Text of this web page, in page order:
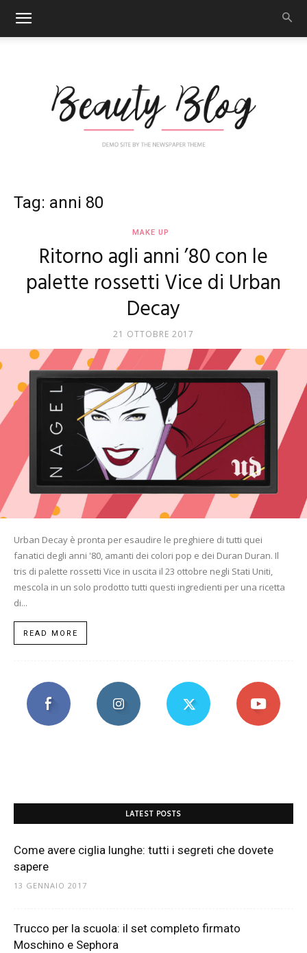
Art
Mania
Tag: anni 80
MAKE UP
Ritorno agli anni ’80 con le
palette rossetti Vice di Urban
Decay
21 OTTOBRE 2017
Urban Decay è pronta per esaudire le preghiere di tutti quei
fanatici degli anni '80, amanti dei colori pop e dei Duran Duran. Il
tris di palette rossetti Vice in uscita il 23 ottobre negli Stati Uniti,
mescola in un solo prodotto tutti questi ingredienti per una ricetta
di...
READ MORE
LATEST POSTS
Come avere ciglia lunghe: tutti i segreti che dovete
sapere
13 GENNAIO 2017
Trucco per la scuola: il set completo firmato
Moschino e Sephora